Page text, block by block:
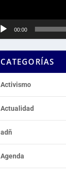
00:00
CATEGORÍAS
Activismo
Actualidad
adñ
Agenda